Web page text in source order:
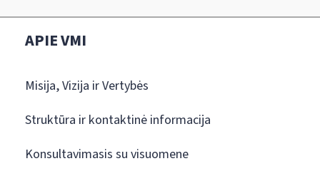
APIE VMI
Misija, Vizija ir Vertybės
Struktūra ir kontaktinė informacija
Konsultavimasis su visuomene